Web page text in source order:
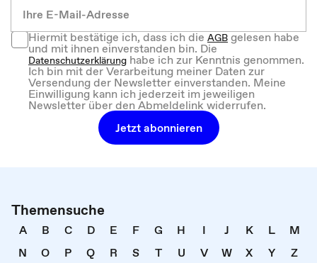
Hiermit bestätige ich, dass ich dieAGBgelesen habe
und mit ihnen einverstanden bin. Die
Datenschutzerklärung habe ich zur Kenntnis genommen.
Ich bin mit der Verarbeitung meiner Daten zur
Versendung der Newsletter einverstanden. Meine
Einwilligung kann ich jederzeit im jeweiligen
Newsletter über den Abmeldelink widerrufen.
Jetzt abonnieren
Themensuche
A B C D E F G H I J K L
M
N
O P Q R S T U V W X Y
Z